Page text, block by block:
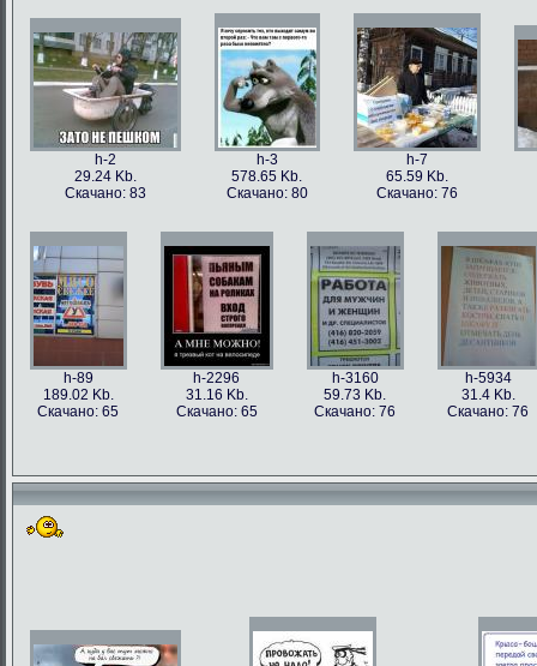
h-2
29.24 Kb.
Скачано: 83
h-3
578.65 Kb.
Скачано: 80
h-7
65.59 Kb.
Скачано: 76
h-89
189.02 Kb.
Скачано: 65
h-2296
31.16 Kb.
Скачано: 65
h-3160
59.73 Kb.
Скачано: 76
h-5934
31.4 Kb.
Скачано: 76